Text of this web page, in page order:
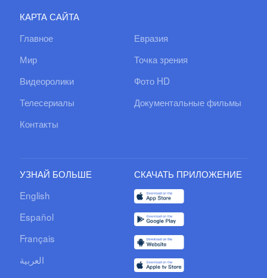
КАРТА САЙТА
Главное
Евразия
Мир
Точка зрения
Видеоролики
Фото HD
Телесериалы
Документальные фильмы
Контакты
УЗНАЙ БОЛЬШЕ
English
Español
Français
العربية
СКАЧАТЬ ПРИЛОЖЕНИЕ